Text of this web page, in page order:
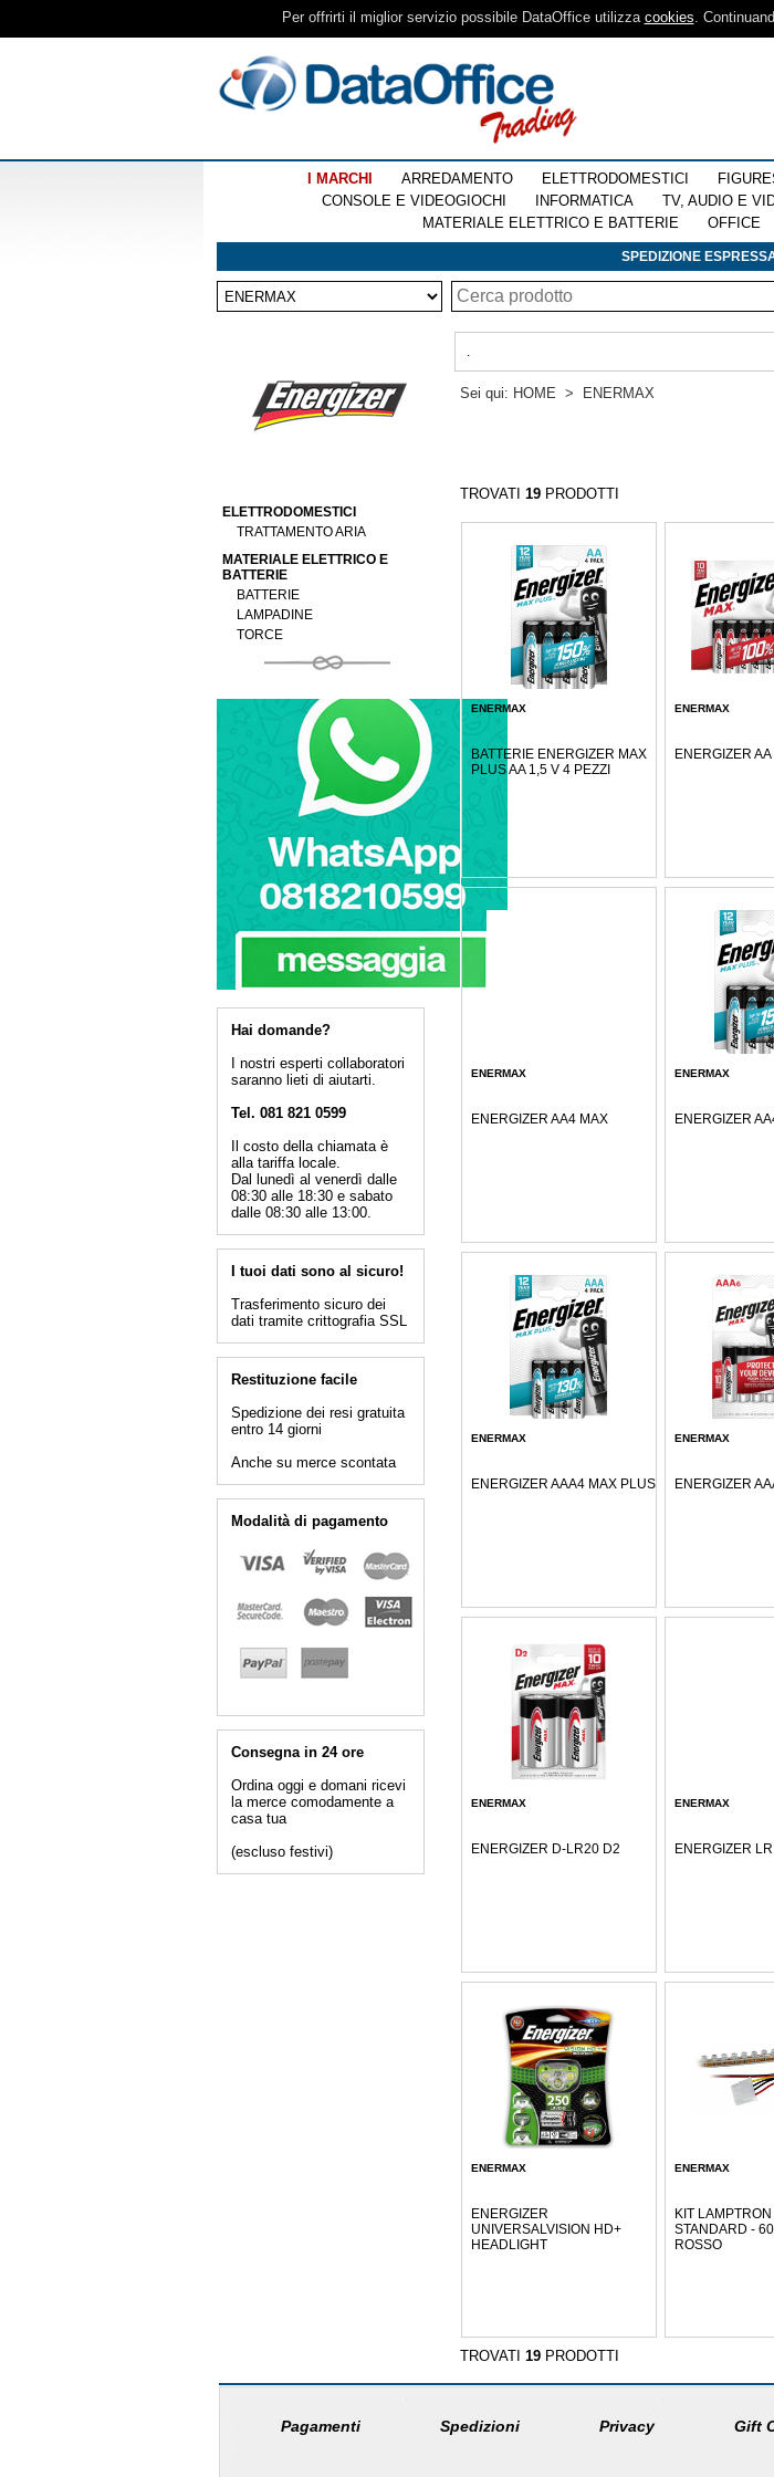
Per offrirti il miglior servizio possibile DataOffice utilizza cookies.
I MARCHI ARREDAMENTO ELETTRODOMESTICI
CONSOLE E VIDEOGIOCHI
INFORMATICA TV, AUDIO E
MATERIALE ELETTRICO E BATTERIE
OFFICE
SPEDIZIONE
ELETTRODOMESTICI
TRATTAMENTO ARIA
MATERIALE ELETTRICO E
BATTERIE
BATTERIE
LAMPADINE
TORCE
Hai domande?
I nostri esperti collaboratori
saranno lieti di aiutarti.
Tel. 081 821 0599
Il costo della chiamata è
alla tariffa locale.
Dal lunedì al venerdì dalle
08:30 alle 18:30 e sabato
dalle 08:30 alle 13:00.
I tuoi dati sono al sicuro!
Trasferimento sicuro dei
dati tramite crittografia SSL
Restituzione facile
Spedizione dei resi gratuita
entro 14 giorni
Anche su merce scontata
Modalità di pagamento
Consegna in 24 ore
Ordina oggi e domani ricevi
la merce comodamente a
casa tua
(escluso festivi)
.
Sei qui: HOME > ENERMAX
TROVATI 19PRODOTTI
ENERMAX
BATTERIE ENERGIZER MAX
PLUS AA 1,5 V 4 PEZZI
ENERMAX
ENERGIZER
ENERMAX
ENERGIZER AA4 MAX
ENERMAX
ENERGIZER
ENERMAX
ENERGIZER AAA4 MAX PLUS
ENERMAX
ENERGIZER
ENERMAX
ENERGIZER D-LR20 D2
ENERMAX
ENERGIZER
ENERMAX
ENERGIZER
UNIVERSALVISION HD+
HEADLIGHT
ENERMAX
KIT
STANDARD -
ROSSO
TROVATI 19PRODOTTI
Pagamenti Spedizioni Privacy Gift